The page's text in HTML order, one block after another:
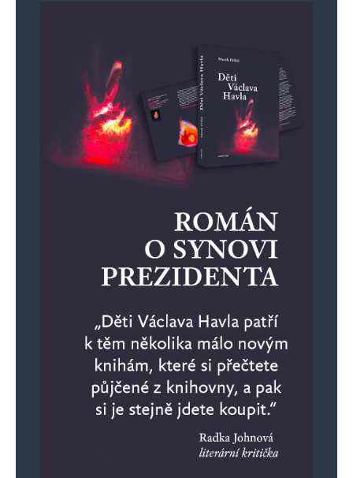
Uložit do prohlížeče jméno, e-mail a webovou stránku pro budoucí
Informujte mě o nových komentářích e-mailem.
Informujte mě o nových příspěvcích e-mailem.